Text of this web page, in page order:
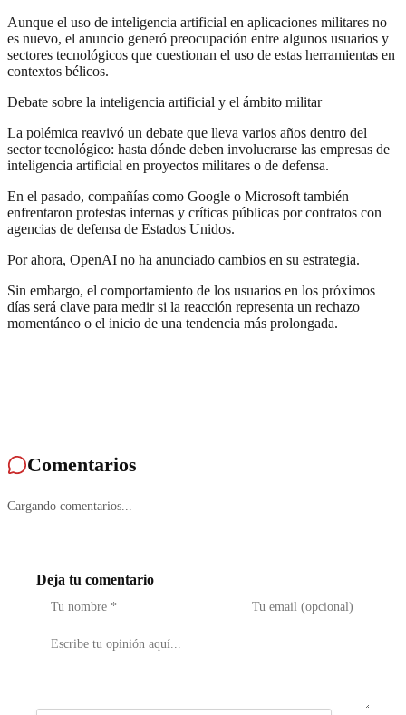
Aunque el uso de inteligencia artificial en aplicaciones militares no
es nuevo, el anuncio generó preocupación entre algunos usuarios y
sectores tecnológicos que cuestionan el uso de estas herramientas en
contextos bélicos.
Debate sobre la inteligencia artificial y el ámbito militar
La polémica reavivó un debate que lleva varios años dentro del
sector tecnológico: hasta dónde deben involucrarse las empresas de
inteligencia artificial en proyectos militares o de defensa.
En el pasado, compañías como Google o Microsoft también
enfrentaron protestas internas y críticas públicas por contratos con
agencias de defensa de Estados Unidos.
Por ahora, OpenAI no ha anunciado cambios en su estrategia.
Sin embargo, el comportamiento de los usuarios en los próximos
días será clave para medir si la reacción representa un rechazo
momentáneo o el inicio de una tendencia más prolongada.
Comentarios
Cargando comentarios...
Deja tu comentario